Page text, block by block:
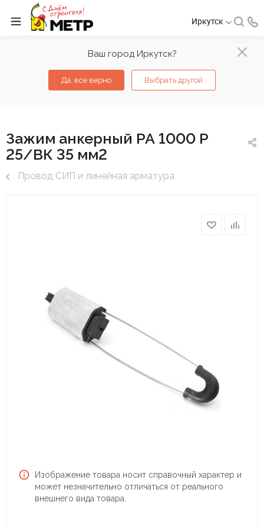
Ваш город Иркутск?
Да, все верно Выбрать другой
Иркутск
Зажим анкерный РА 1000 Р
25/ВК 35 мм2
Провод СИП и линейная арматура
Изображение товара носит справочный характер и
может незначительно отличаться от реального
внешнего вида товара.